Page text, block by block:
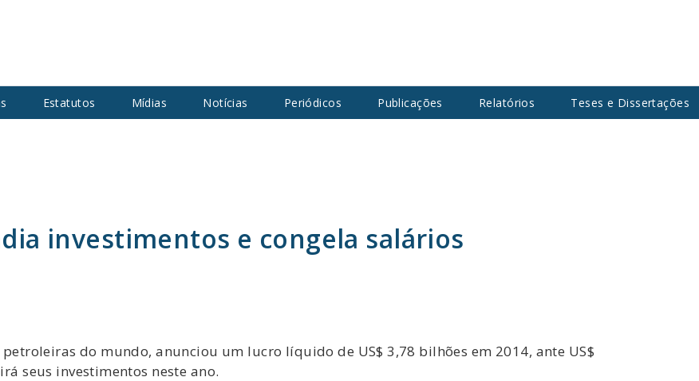
Estatutos Mídias Notícias Periódicos Publicações Relatórios Teses e Dissertações
investimentos e congela salários
do mundo, anunciou um lucro líquido de US$ 3,78 bilhões em 2014, ante US$
seus investimentos neste ano.